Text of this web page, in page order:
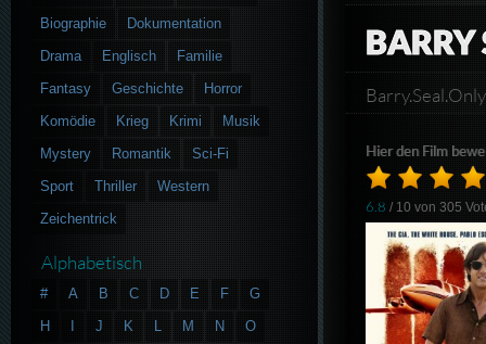
BARRY
Hier den Film
6.8 / 10 von305
Biographie
Dokumentation
Drama
Englisch
Familie
Fantasy
Geschichte
Horror
Komödie
Krieg Krimi
Musik
Mystery
Romantik
Sci-Fi
Sport
Thriller
Western
Zeichentrick
Alphabetisch
# A B C D E F
G
H
J K L M N
O